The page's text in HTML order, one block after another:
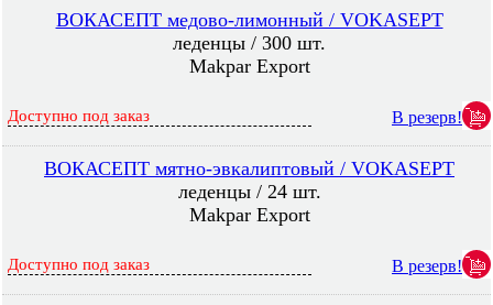
ВОКАСЕПТ медово-лимонный / VOKASEPT
леденцы / 300 шт.
Makpar Export
Доступно под заказ В резерв!
ВОКАСЕПТ мятно-эвкалиптовый / VOKASEPT
леденцы / 24 шт.
Makpar Export
Доступно под заказ В резерв!